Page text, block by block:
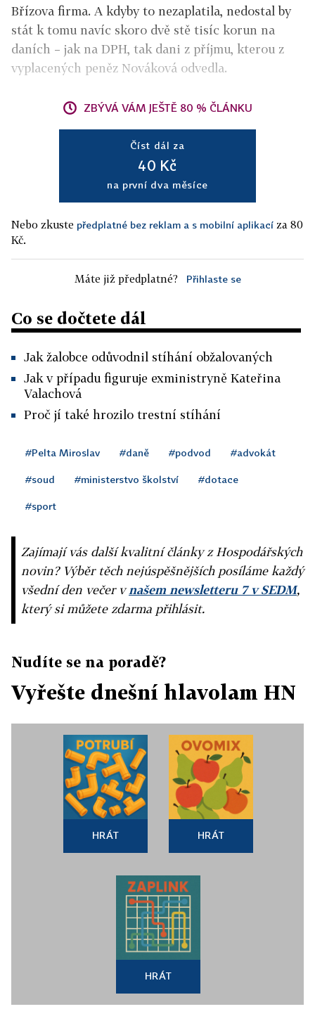
Břízova firma. A kdyby to nezaplatila, nedostal by
stát k tomu navíc skoro dvě stě tisíc korun na
daních – jak na DPH, tak dani z příjmu, kterou z
vyplacených peněz Nováková odvedla.
ZBÝVÁ VÁM JEŠTĚ 80 % ČLÁNKU
Číst dál za
40 Kč
na první dva měsíce
Nebo zkuste předplatné bez reklam a s mobilní aplikací za 80
Kč.
Máte již předplatné? Přihlaste se
Co se dočtete dál
Jak žalobce odůvodnil stíhání obžalovaných
Jak v případu figuruje exministryně Kateřina
Valachová
Proč jí také hrozilo trestní stíhání
#Pelta Miroslav #daně #podvod #advokát
#soud #ministerstvo školství #dotace
#sport
Zajímají vás další kvalitní články z Hospodářských
novin? Výběr těch nejúspěšnějších posíláme každý
všední den večer vnašem newsletteru 7 v SEDM,
který si můžete zdarma přihlásit.
Nudíte se na poradě?
Vyřešte dnešní hlavolam HN
HRÁT HRÁT
HRÁT